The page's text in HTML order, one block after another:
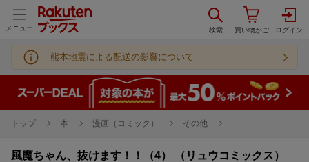
メニュー
熊本地震による配送の影響について
トップ 本 漫画（コミック） その他
風魔ちゃん、抜けます！！（4） （リュウコミックス）